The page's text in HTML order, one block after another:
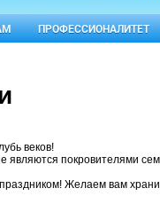
ПРОФЕССИОНАЛИТЕТ
веков!
покровителями
Желаем вам